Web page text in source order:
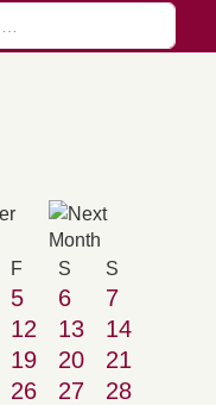
F S S
5 6
7
12 13
14
19 20
21
26 27
28